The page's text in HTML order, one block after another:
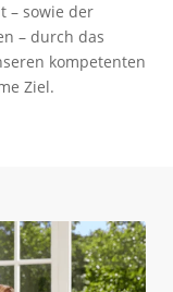
– sowie der
– durch das
kompetenten
Ziel.